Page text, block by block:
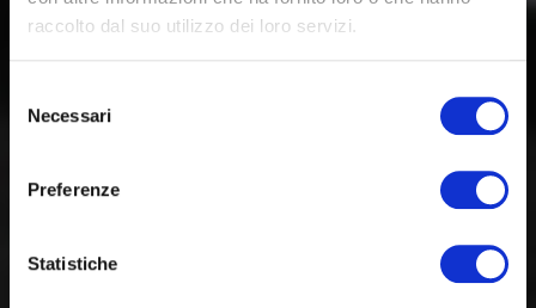
raccolto dal suo utilizzo dei loro servizi.
delNecessari
Preferenze
Statistiche